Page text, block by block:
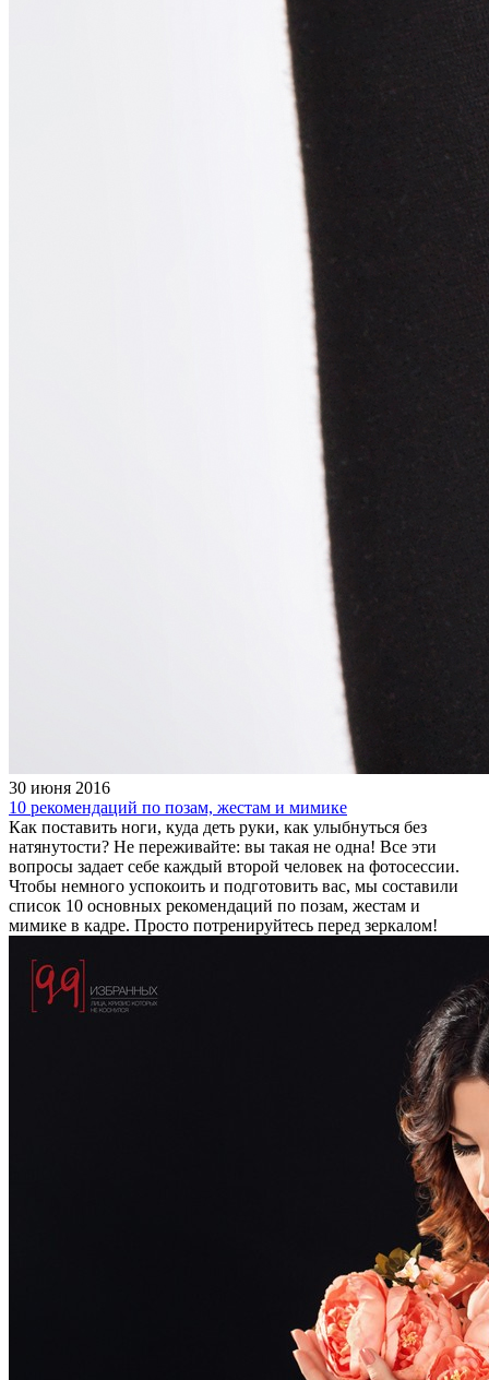
30 июня 2016
10 рекомендаций по позам, жестам и мимике
Как поставить ноги, куда деть руки, как улыбнуться без
натянутости? Не переживайте: вы такая не одна! Все эти
вопросы задает себе каждый второй человек на фотосессии.
Чтобы немного успокоить и подготовить вас, мы составили
список 10 основных рекомендаций по позам, жестам и
мимике в кадре. Просто потренируйтесь перед зеркалом!